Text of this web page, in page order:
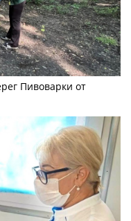
Пивоварки от